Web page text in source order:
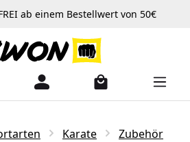
ab einem Bestellwert von 50€
Karate Zubehör